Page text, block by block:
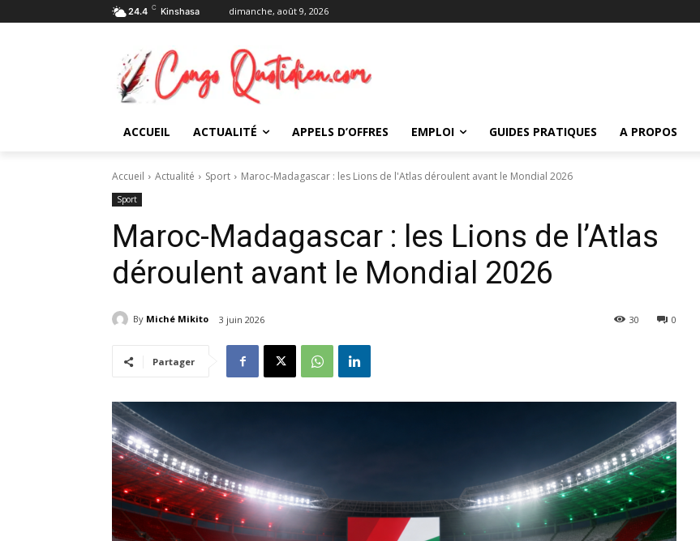
24.4 C Kinshasa dimanche, août 9, 2026
ACCUEIL ACTUALITÉ APPELS D’OFFRES EMPLOI GUIDES PRATIQUES A PROPOS
Accueil Actualité Sport Maroc-Madagascar : les Lions de l'Atlas déroulent avant le Mondial 2026
Sport
Maroc-Madagascar : les Lions de l’Atlas
déroulent avant le Mondial 2026
By Miché Mikito 3 juin 2026 0
30
Partager